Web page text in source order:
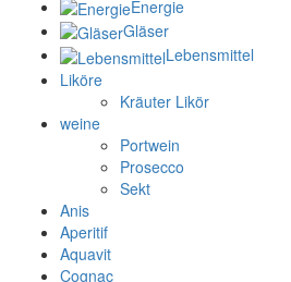
Energie
Gläser
Lebensmittel
Liköre
Kräuter Likör
weine
Portwein
Prosecco
Sekt
Anis
Aperitif
Aquavit
Cognac